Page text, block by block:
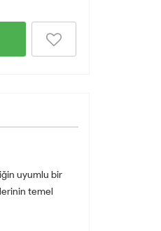
uyumlu bir
temel